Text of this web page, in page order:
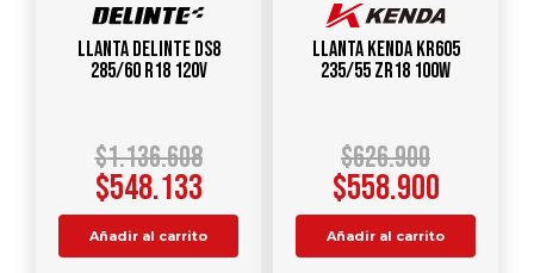
Llanta DELINTE DS8
285/60 R18 120V
$1.136.608
$548.133
Añadir al carrito
Llanta KENDA KR605
235/55 ZR18 100W
$626.900
$558.900
Añadir al carrito